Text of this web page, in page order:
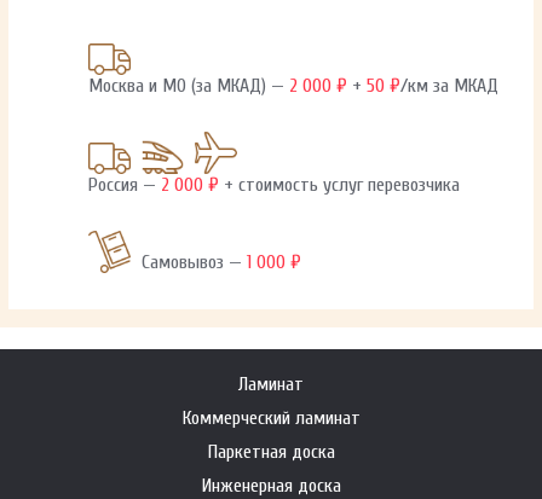
Москва и МО (за МКАД) — 2 000 ₽ +50 ₽/км за МКАД
Россия — 2 000 ₽ + стоимость услуг перевозчика
Самовывоз —1 000 ₽
Ламинат
Коммерческий ламинат
Паркетная доска
Инженерная доска